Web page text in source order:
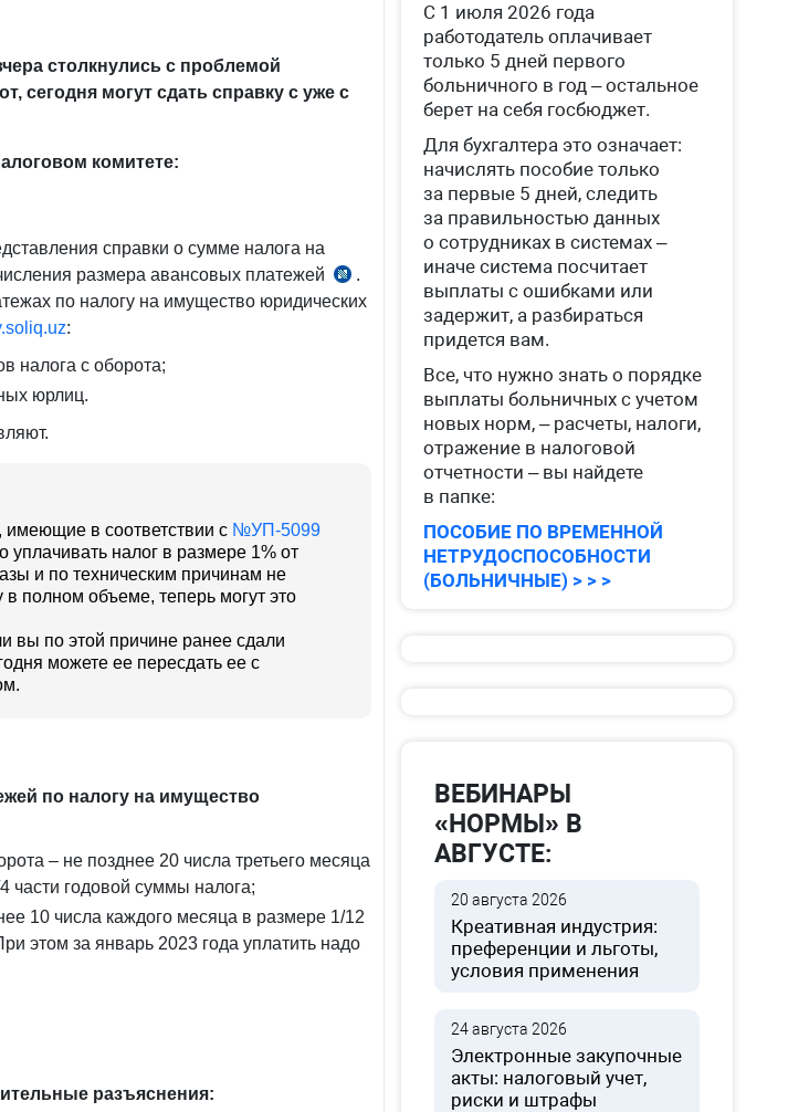
столкнулись с проблемой
сегодня могут сдать справку с уже с
комитете:
справки о сумме налога на
размера авансовых платежей
ч.
5
.
по налогу на имущество юридических
:
налога с оборота;
юрлиц.
имеющие в соответствии с №УП-5099
уплачивать налог в размере 1% от
и по техническим причинам не
полном объеме, теперь могут это
вы по этой причине ранее сдали
можете ее пересдать ее с
по налогу на имущество
– не позднее 20 числа третьего месяца
части годовой суммы налога;
10 числа каждого месяца в размере 1/12
этом за январь 2023 года уплатить надо
разъяснения:
С 1 июля 2026 года
работодатель оплачивает
только 5 дней первого
больничного в год – остальное
берет на себя госбюджет.
Для бухгалтера это означает:
начислять пособие только
за первые 5 дней, следить
за правильностью данных
о сотрудниках в системах –
иначе система посчитает
выплаты с ошибками или
задержит, а разбираться
придется вам.
Все, что нужно знать о порядке
выплаты больничных с учетом
новых норм, – расчеты, налоги,
отражение в налоговой
отчетности – вы найдете
в папке:
ПОСОБИЕ ПО ВРЕМЕННОЙ
НЕТРУДОСПОСОБНОСТИ
(БОЛЬНИЧНЫЕ) > > >
ВЕБИНАРЫ
«НОРМЫ» В
АВГУСТЕ:
20 августа 2026
Креативная индустрия:
преференции и льготы,
условия применения
24 августа 2026
Электронные закупочные
акты: налоговый учет,
риски и штрафы